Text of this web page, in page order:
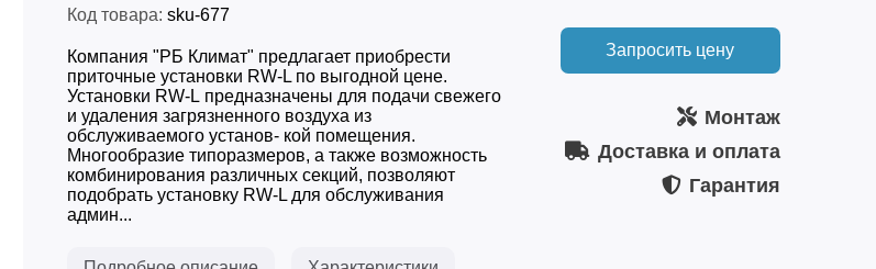
Код товара: sku-677
Компания "РБ Климат" предлагает приобрести
приточные установки RW-L по выгодной цене.
Установки RW-L предназначены для подачи свежего
и удаления загрязненного воздуха из
обслуживаемого установ- кой помещения.
Многообразие типоразмеров, а также возможность
комбинирования различных секций, позволяют
подобрать установку RW-L для обслуживания
админ...
Запросить цену
Монтаж
Доставка и оплата
Гарантия